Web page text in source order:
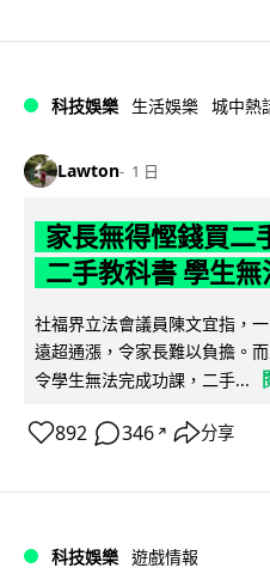
科技娛樂 生活娛樂 城中熱
Lawton 1 日
家長無得慳錢買二
二手教科書 學生無
社福界立法會議員陳文宜指，
遠超通漲，令家長難以負擔。
令學生無法完成功課，二手...
892 346 ↗ 分享
科技娛樂 遊戲情報